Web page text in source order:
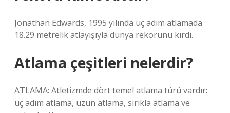
Jonathan Edwards, 1995 yılında üç adım atlamada
18.29 metrelik atlayışıyla dünya rekorunu kırdı.
Atlama çeşitleri nelerdir?
ATLAMA: Atletizmde dört temel atlama türü vardır:
üç adım atlama, uzun atlama, sırıkla atlama ve